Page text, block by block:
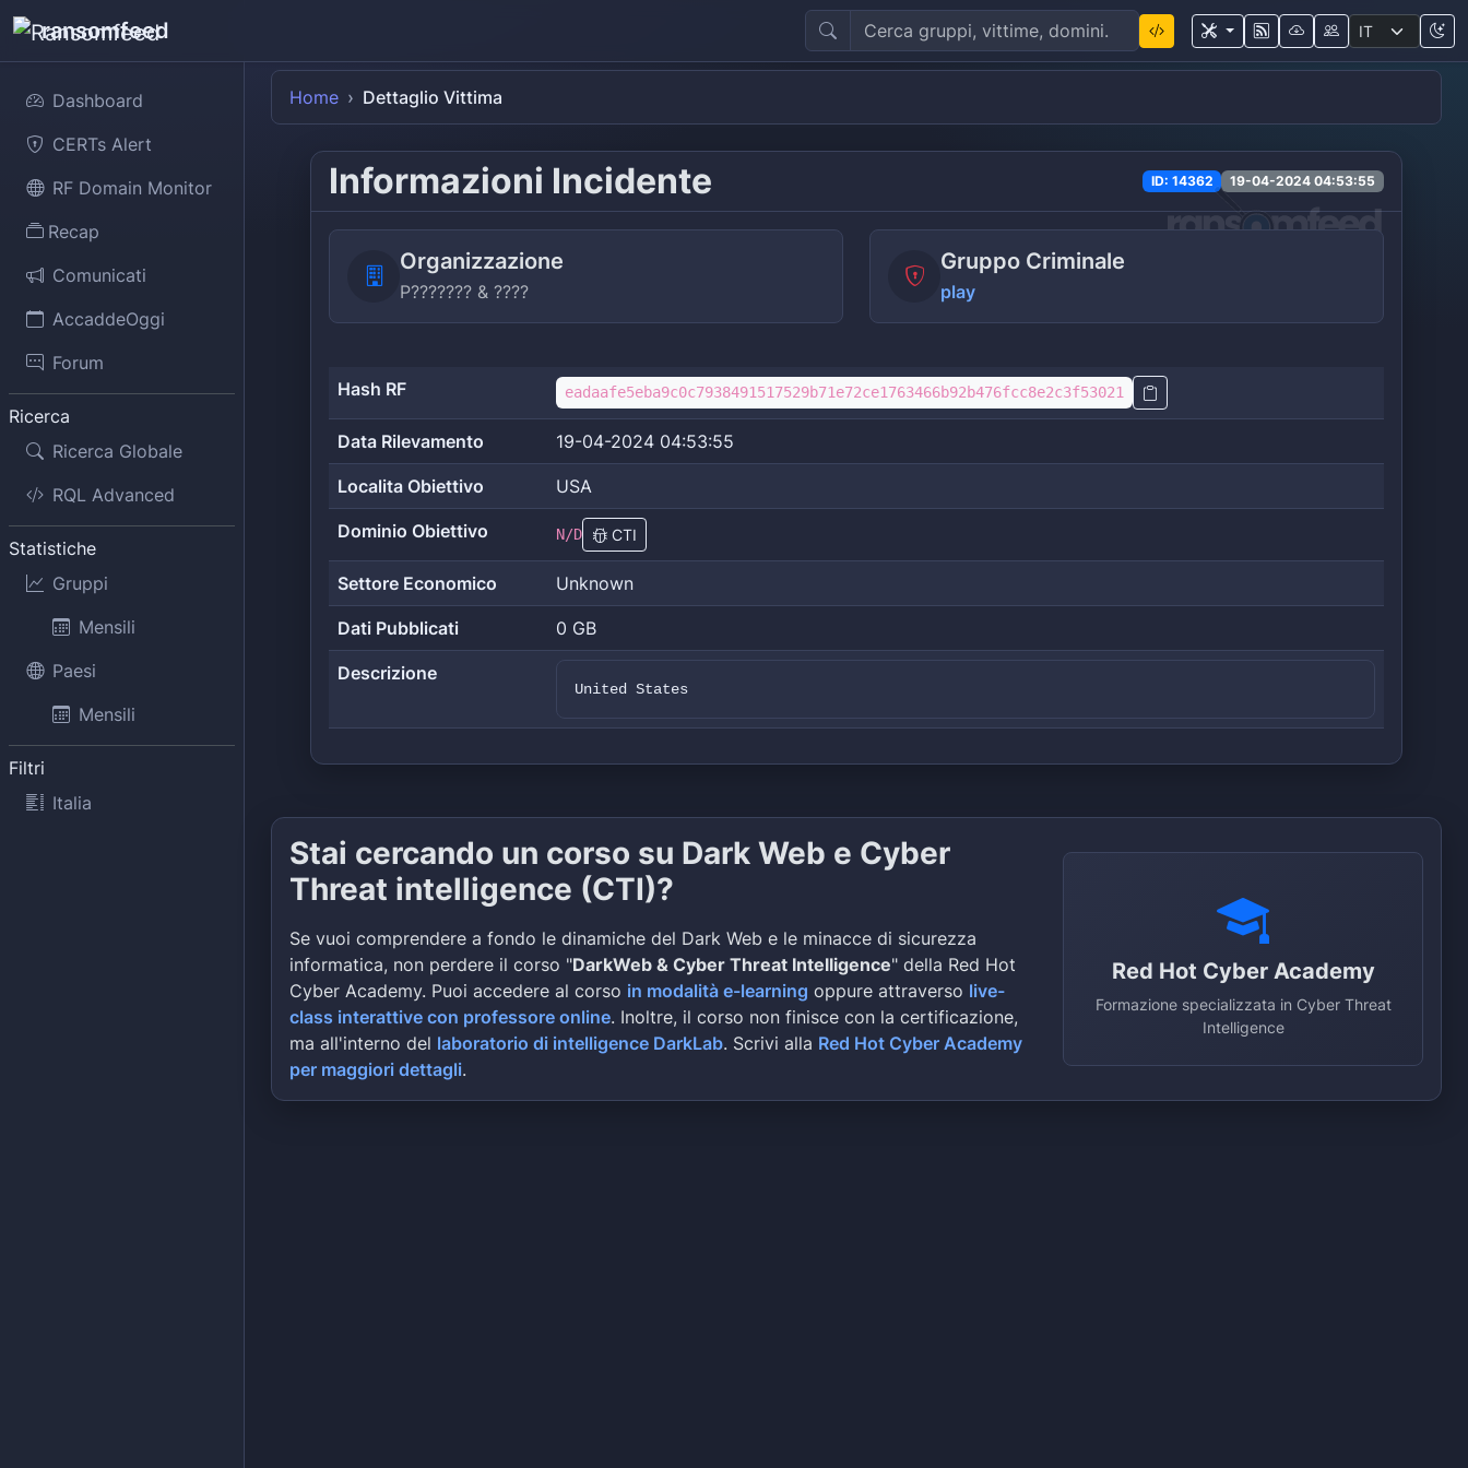
ransomfeed
Dashboard
CERTs Alert
RF Domain Monitor
Recap
Comunicati
AccaddeOggi
Forum
Ricerca
Ricerca Globale
RQL Advanced
Statistiche
Gruppi
Mensili
Paesi
Mensili
Filtri
Italia
Home Dettaglio Vittima
Informazioni Incidente ID: 14362 19-04-2024 04:53:55
Organizzazione
P??????? & ????
Gruppo Criminale
play
Hash RF eadaafe5eba9c0c7938491517529b71e72ce1763466b92b476fcc8e2c3f53021
Data Rilevamento 19-04-2024 04:53:55
Localita Obiettivo USA
Dominio Obiettivo N/D CTI
Settore Economico Unknown
Dati Pubblicati 0 GB
Descrizione
United States
Stai cercando un corso su Dark Web e Cyber
Threat intelligence (CTI)?
Se vuoi comprendere a fondo le dinamiche del Dark Web e le minacce di sicurezza
informatica, non perdere il corso "DarkWeb & Cyber Threat Intelligence" della Red Hot
Cyber Academy. Puoi accedere al corso in modalità e-learning oppure attraverso live-
class interattive con professore online. Inoltre, il corso non finisce con la certificazione,
ma all'interno del laboratorio di intelligence DarkLab. Scrivi alla Red Hot Cyber Academy
per maggiori dettagli.
Red Hot Cyber Academy
Formazione specializzata in Cyber Threat
Intelligence